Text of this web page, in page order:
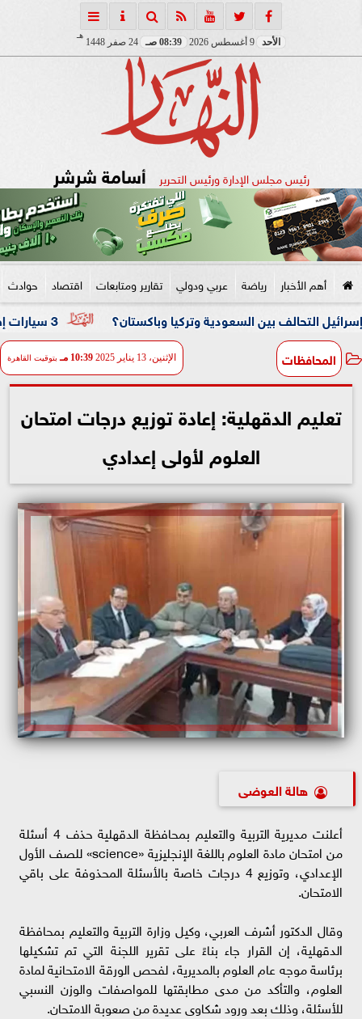
الأحد 08:39 صـ 24 صفر 1448
هـ
رئيس مجلس الإدارة ورئيس التحرير أسامة شرشر
أهم الأخبار رياضة عربي ودولي تقارير ومتابعات اقتصاد حوادث
3 سيارات إطفاء تحاصر النيران.. حريق داخل مصنع نسيج بشبرا الخيمة بين السعودية وتركيا وباكستان؟
المحافظات الإثنين، 13 يناير 2025 10:39 مـ بتوقيت القاهرة
تعليم الدقهلية: إعادة توزيع درجات امتحان
العلوم لأولى إعدادي
هالة العوضى
أعلنت مديرية التربية والتعليم بمحافظة الدقهلية حذف 4 أسئلة
من امتحان مادة العلوم باللغة الإنجليزية «science» للصف الأول
الإعدادي، وتوزيع 4 درجات خاصة بالأسئلة المحذوفة على باقي
الامتحان.
وقال الدكتور أشرف العربي، وكيل وزارة التربية والتعليم بمحافظة
الدقهلية، إن القرار جاء بناءً على تقرير اللجنة التي تم تشكيلها
برئاسة موجه عام العلوم بالمديرية، لفحص الورقة الامتحانية لمادة
العلوم، والتأكد من مدى مطابقتها للمواصفات والوزن النسبي
للأسئلة، وذلك بعد ورود شكاوى عديدة من صعوبة الامتحان.